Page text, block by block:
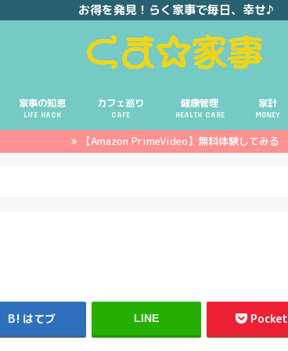
お得を発見！らく家事で毎日、幸せ♪
家事の知恵
LIFE HACK
カフェ巡り
CAFE
健康管理
HEALTH CARE
家計
MONEY
ポイ活
投資
副業
【Amazon PrimeVideo】無料体験してみる
はてブ LINE Pocket